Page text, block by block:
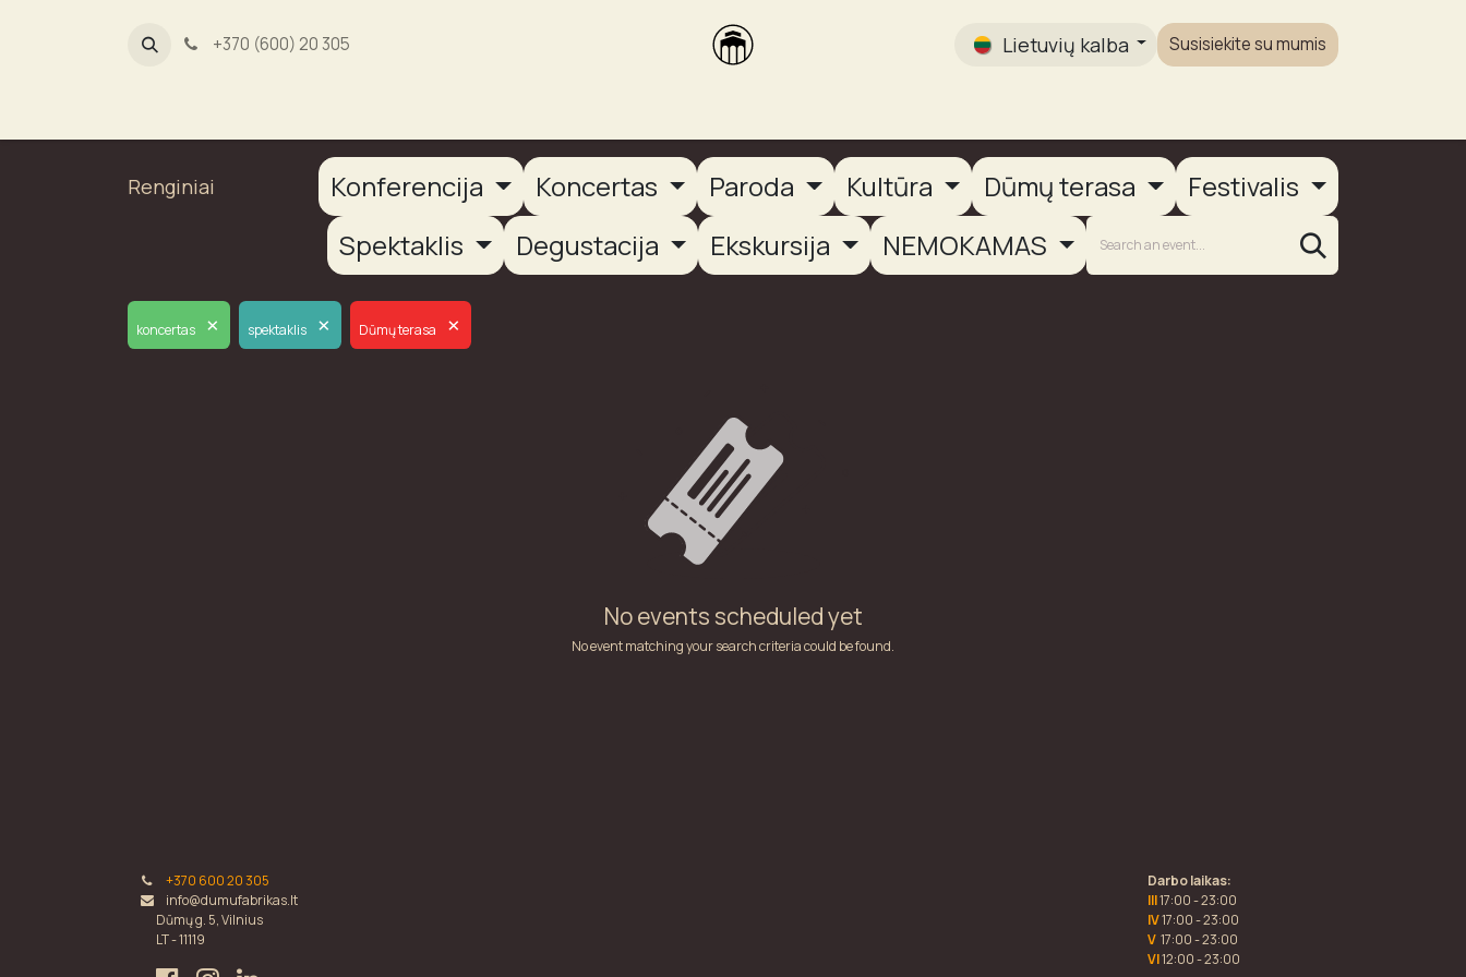
+370 (600) 20 305 Lietuvių kalba Susisiekite su mumis
Renginiai Konferencija Koncertas Paroda Kultūra Dūmų terasa
Festivalis
Spektaklis
Degustacija Ekskursija NEMOKAMAS
koncertas × spektaklis × Dūmų terasa ×
No events scheduled yet
No event matching your search criteria could be found.
+370 600 20 305
info@dumufabrikas.lt
Dūmų g. 5, Vilnius
LT - 11119
Darbo laikas:
III17:00 - 23:00
IV17:00 - 23:00
V 17:00 - 23:00
VI12:00 - 23:00